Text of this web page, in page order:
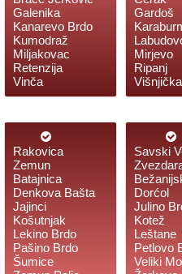
Galenika
Kanarevo Brdo
Kumodraž
Miljakovac
Retenzija
Vinča
Gardoš
Mirjevo
Ripanj
Rakovica
Zemun
Batajnica
Denkova Bašta
Jajinci
Košutnjak
Lekino Brdo
Pašino Brdo
Šumice
Savski
Dorćol
Julino
Kotež
Leštane
Petlovo
Veliki